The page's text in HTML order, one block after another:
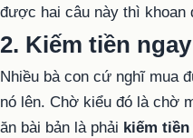
được hai câu này thì khoan
2. Kiếm tiền
Nhiều bà con cứ nghĩ mua
nó lên. Chờ kiểu đó là chờ
ăn bài bản là phải kiếm